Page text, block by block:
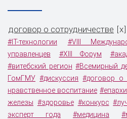
договор о сотрудничестве x
#IT-технологии
#VIII
управленцев
#XIII Форум
#витебский регион #Всемирный
ГомГМУ #дискуссия #договор о
нравственное воспитание
железы #здоровье #конкурс
эксперт года
#медицина